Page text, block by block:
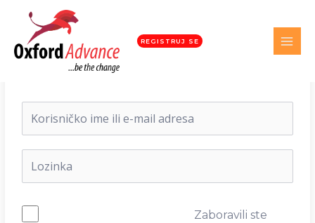
REGISTRUJ SE
Dobrodošli nazad!
Zaboravili ste